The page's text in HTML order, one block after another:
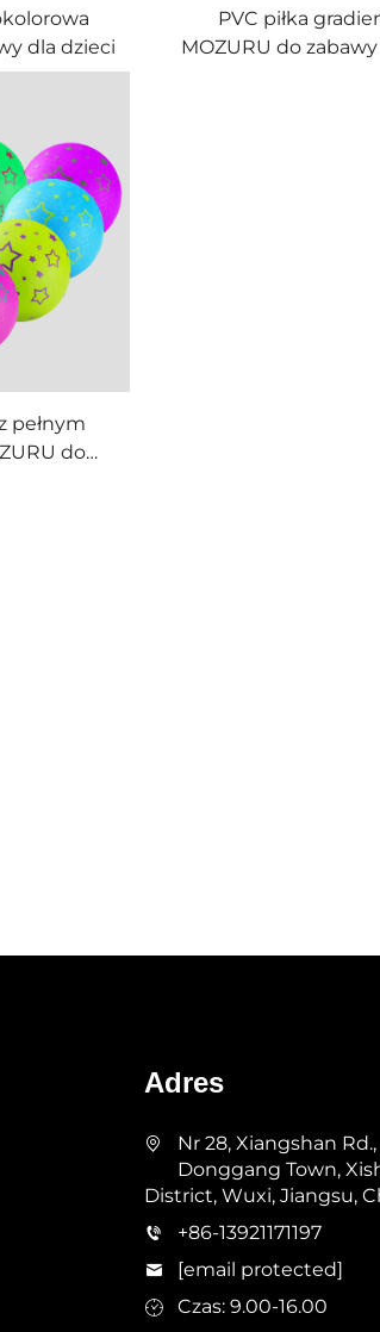
dla dzieci
PVC piłka
MOZURU do
pełnym
do
Adres
Nr 28, Xiangshan Rd.,
Donggang Town,
District, Wuxi, Jiangsu,
+86-13921171197
[email protected]
Czas: 9.00-16.00